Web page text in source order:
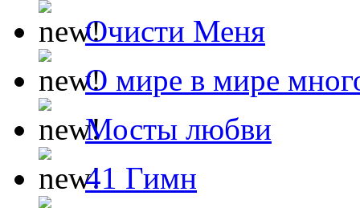
Очисти Меня
О мире в мире
Мосты любви
41 Гимн